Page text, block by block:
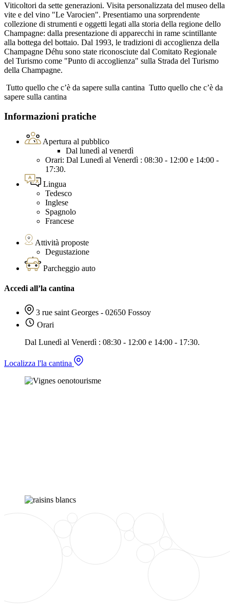
Viticoltori da sette generazioni. Visita personalizzata del museo della
vite e del vino "Le Varocien". Presentiamo una sorprendente
collezione di strumenti e oggetti legati alla storia della regione dello
Champagne: dalla presentazione di apparecchi in rame scintillante
alla bottega del bottaio. Dal 1993, le tradizioni di accoglienza della
Champagne Déhu sono state riconosciute dal Comitato Regionale
del Turismo come "Punto di accoglienza" sulla Strada del Turismo
della Champagne.
Tutto quello che c’è da sapere sulla cantina Tutto quello che c’è da
sapere sulla cantina
Informazioni pratiche
Apertura al pubblico
Dal lunedì al venerdì
Orari: Dal Lunedì al Venerdì : 08:30 - 12:00 e 14:00 -
17:30.
Lingua
Tedesco
Inglese
Spagnolo
Francese
Attività proposte
Degustazione
Parcheggio auto
Accedi all’la cantina
3 rue saint Georges - 02650 Fossoy
Orari
Dal Lunedì al Venerdì : 08:30 - 12:00 e 14:00 - 17:30.
Localizza l'la cantina